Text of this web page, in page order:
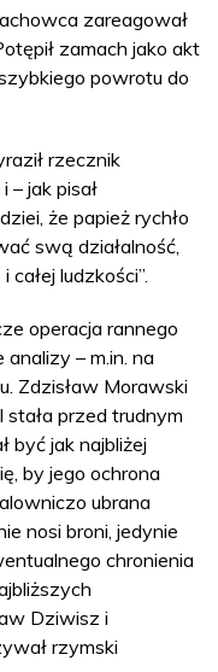
zareagował
zamach jako akt
powrotu do
rzecznik
jak pisał
że papież rychło
swą działalność,
ludzkości”.
operacja rannego
– m.in. na
Zdzisław Morawski
stała przed trudnym
być jak najbliżej
by jego ochrona
ubrana
nosi broni, jedynie
chronienia
Dziwisz i
rzymski